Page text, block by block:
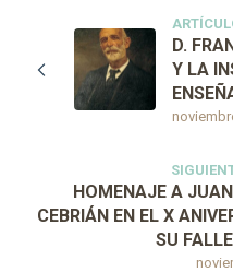
D.
Y LA
HOMENAJE A
CEBRIÁN EN EL X
SU